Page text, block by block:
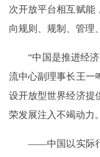
次开放平台相互赋能
向规则、规制、管理
“中国是推进经济
流中心副理事长王一
设开放型世界经济提
荣发展注入不竭动力。
——中国以实际行